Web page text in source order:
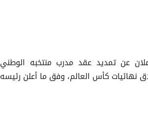
عن تمديد عقد مدرب منتخبه الوطني